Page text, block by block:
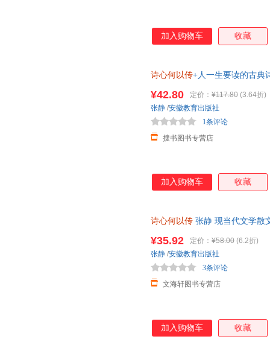
加入购物车 收藏
诗心何以传+人一生要读的古典
¥42.80 定价： ¥117.80 (3.64折)
搜书图书专营店
1条评论
张静 /安徽教育出版社
加入购物车 收藏
诗心何以传 张静 现当代文学散
¥35.92 定价： ¥58.00 (6.2折)
文海轩图书专营店
3条评论
张静 /安徽教育出版社
加入购物车 收藏